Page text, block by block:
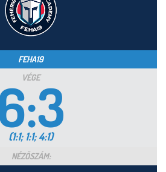
FEHA19
VÉGE
6:3
(1:1; 1:1; 4:1)
NÉZŐSZÁM: